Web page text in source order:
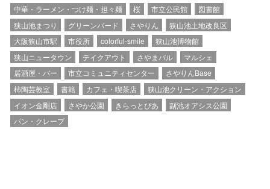
中華・ラーメン・つけ麺・担々麺
桜 市立公民館
図書館
狭山池まつり
グリーンバード さやりん
狭山池土地改良区
大阪狭山市駅
市役所 colorful-smile
狭山池博物館
狭山ニュータウン
テイクアウト さやまバル
マルシェ
居酒屋・バー
市立コミュニティセンター
さやりんBase
柿陶芸教室
書籍 カフェ・喫茶店
狭山池クリーン・アクション
イオン金剛店
さやか公園 きらっとぴあ
副池オアシス公園
パン・クレープ